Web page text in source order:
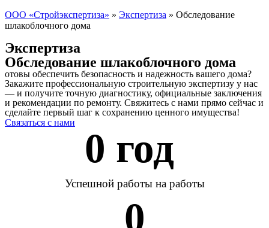
ООО «Стройэкспертиза» » Экспертиза » Обследование
шлакоблочного дома
Экспертиза
Обследование шлакоблочного дома
отовы обеспечить безопасность и надежность вашего дома?
Закажите профессиональную строительную экспертизу у нас
— и получите точную диагностику, официальные заключения
и рекомендации по ремонту. Свяжитесь с нами прямо сейчас и
сделайте первый шаг к сохранению ценного имущества!
Связаться с нами
0 год
Успешной работы на работы
0